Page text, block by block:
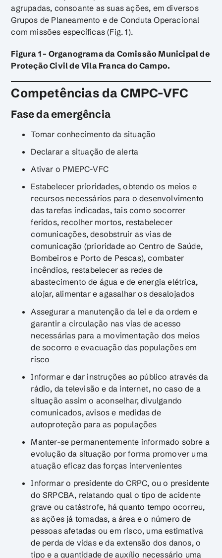
agrupadas, consoante as suas ações, em diversos
Grupos de Planeamento e de Conduta Operacional
com missões específicas (Fig. 1).
Figura 1 – Organograma da Comissão Municipal de
Proteção Civil de Vila Franca do Campo.
Competências da CMPC-VFC
Fase da emergência
Tomar conhecimento da situação
Declarar a situação de alerta
Ativar o PMEPC-VFC
Estabelecer prioridades, obtendo os meios e
recursos necessários para o desenvolvimento
das tarefas indicadas, tais como socorrer
feridos, recolher mortos, restabelecer
comunicações, desobstruir as vias de
comunicação (prioridade ao Centro de Saúde,
Bombeiros e Porto de Pescas), combater
incêndios, restabelecer as redes de
abastecimento de água e de energia elétrica,
alojar, alimentar e agasalhar os desalojados
Assegurar a manutenção da lei e da ordem e
garantir a circulação nas vias de acesso
necessárias para a movimentação dos meios
de socorro e evacuação das populações em
risco
Informar e dar instruções ao público através da
rádio, da televisão e da internet, no caso de a
situação assim o aconselhar, divulgando
comunicados, avisos e medidas de
autoproteção para as populações
Manter-se permanentemente informado sobre a
evolução da situação por forma promover uma
atuação eficaz das forças intervenientes
Informar o presidente do CRPC, ou o presidente
do SRPCBA, relatando qual o tipo de acidente
grave ou catástrofe, há quanto tempo ocorreu,
as ações já tomadas, a área e o número de
pessoas afetadas ou em risco, uma estimativa
de perda de vidas e da extensão dos danos, o
tipo e a quantidade de auxílio necessário uma